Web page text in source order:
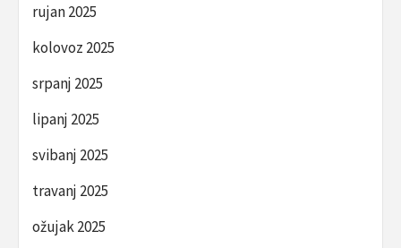
rujan 2025
kolovoz 2025
srpanj 2025
lipanj 2025
svibanj 2025
travanj 2025
ožujak 2025